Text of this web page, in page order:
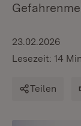
23.02.2026
Lesezeit: 14
Teilen